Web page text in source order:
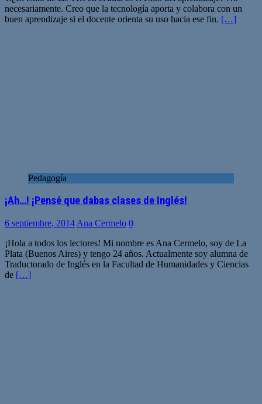
necesariamente. Creo que la tecnología aporta y colabora con un
buen aprendizaje si el docente orienta su uso hacia ese fin. […]
Pedagogía
¡Ah…! ¡Pensé que dabas clases de Inglés!
6 septiembre, 2014 Ana Cermelo 0
¡Hola a todos los lectores! Mi nombre es Ana Cermelo, soy de La
Plata (Buenos Aires) y tengo 24 años. Actualmente soy alumna de
Traductorado de Inglés en la Facultad de Humanidades y Ciencias
de […]